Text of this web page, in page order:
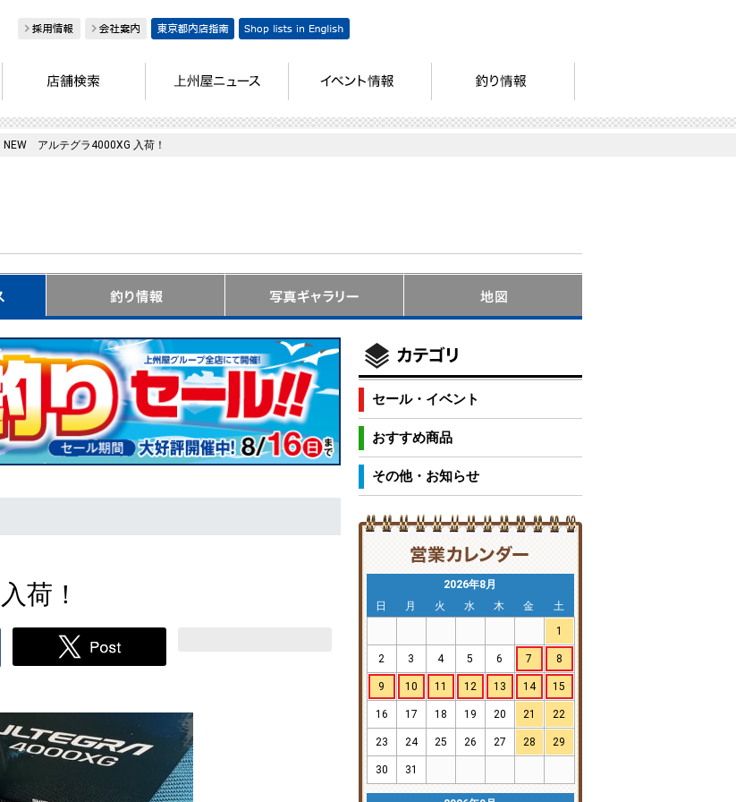
NEW アルテグラ4000XG 入荷！
荷！
セール・イベント
おすすめ商品
その他・お知らせ
2026年8月
日
月 火 水 木 金
土
1
2 3 4 5 6 7 8
9 10 11 12 13 14 15
16 17 18 19 20 21 22
23 24 25 26 27 28 29
30 31